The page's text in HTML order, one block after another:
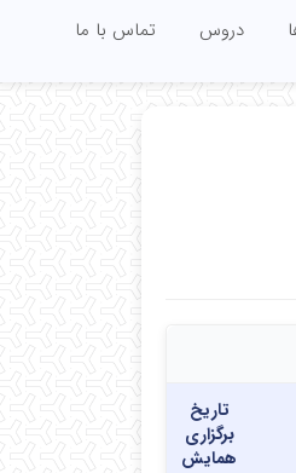
دروس تماس با ما
تاریخ
برگزاری
همایش